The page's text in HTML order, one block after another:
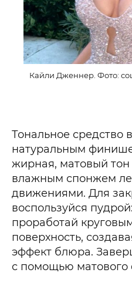
Кайли Дженнер. Фото:
Тональное средство
натуральным
жирная, матовый
влажным спонжем
движениями. Для
воспользуйся
проработай
поверхность,
эффект блюра.
с помощью матового